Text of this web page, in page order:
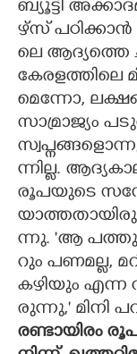
​ബ്യൂ​ട്ടി​
ഴ്സ് ​പ​ഠി​ക്കാ​ൻ​
ലെ​ ​ആ​ദ്യ​ത്തെ​
കേ​ര​ള​ത്തി​ലെ​
മെ​ന്നോ,​
സാ​മ്രാ​ജ്യം​
ന്നി​ല്ല.​
​രൂ​പ​യു​ടെ​
ന്നു.​ ​"​ആ​ ​പ​ത്തു​
റും​ ​പ​ണ​മ​ല്ല,​
ക​ഴി​യും​ ​എ​ന്ന​
രു​ന്നു,​"​ ​മി​നി​
ര​ണ്ടാ​യി​രം​